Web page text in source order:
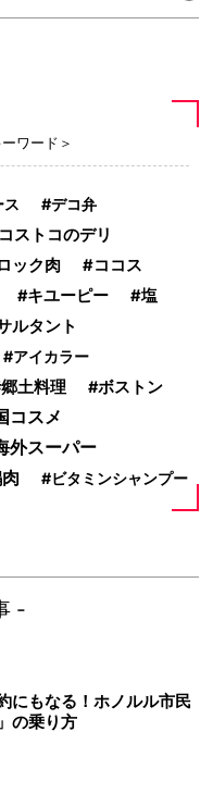
ワード＞
ス
デコ弁
コストコのデリ
ック肉 ココス
キユーピー 塩
ルタント
アイカラー
郷土料理 ボストン
コスメ
外スーパー
ビタミンシャンプー
-
にもなる！ホノルル市民
の乗り方